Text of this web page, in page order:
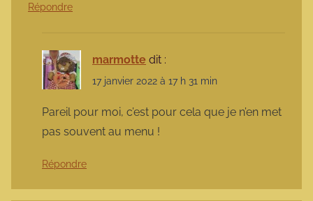
Répondre
marmotte dit :
17 janvier 2022 à 17 h 31 min
Pareil pour moi, c’est pour cela que je n’en met
pas souvent au menu !
Répondre